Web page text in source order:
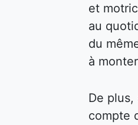
et
au
du
à
De
compte